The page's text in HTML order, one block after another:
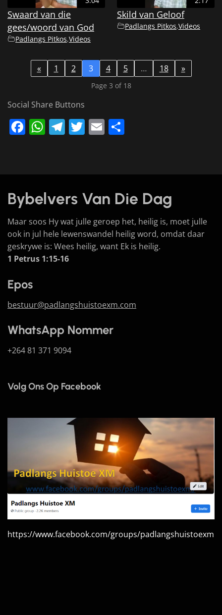
Swaard van die
gees/woord van God
Padlangs Pitkos,Videos
Skild van Geloof
Padlangs Pitkos,Videos
« 1 2 3 4 5 … 18 »
Page 3 of 18
Social Share Buttons
Facebook
WhatsApp
Telegram
Twitter
Email
Bybelvers Van Die Dag
Maar soos Hy wat julle geroep het, heilig is, moet julle
ook in jul hele lewenswandel heilig word, omdat daar
geskrywe is: Wees heilig, want Ek is heilig.
1 Petrus 1:15-16
Epos
bestuur@padlangshuistoexm.com
WhatsApp Nommer
+264 81 371 9094
Volg Ons Op Facebook
https://www.facebook.com/groups/padlangshuistoexm